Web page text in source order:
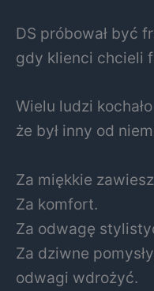
DS próbował być
gdy klienci chcieli
Wielu ludzi
że był inny od
Za miękkie
Za komfort.
Za odwagę
Za dziwne
odwagi wdrożyć.